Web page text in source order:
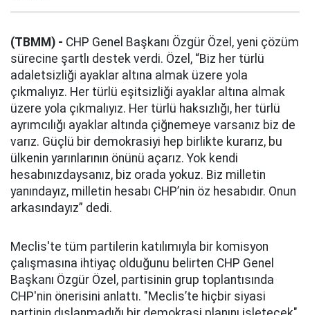
(TBMM) - CHP Genel Başkanı Özgür Özel, yeni çözüm
sürecine şartlı destek verdi. Özel, “Biz her türlü
adaletsizliği ayaklar altına almak üzere yola
çıkmalıyız. Her türlü eşitsizliği ayaklar altına almak
üzere yola çıkmalıyız. Her türlü haksızlığı, her türlü
ayrımcılığı ayaklar altında çiğnemeye varsanız biz de
varız. Güçlü bir demokrasiyi hep birlikte kurarız, bu
ülkenin yarınlarının önünü açarız. Yok kendi
hesabınızdaysanız, biz orada yokuz. Biz milletin
yanındayız, milletin hesabı CHP’nin öz hesabıdır. Onun
arkasındayız” dedi.
Meclis'te tüm partilerin katılımıyla bir komisyon
çalışmasına ihtiyaç olduğunu belirten CHP Genel
Başkanı Özgür Özel, partisinin grup toplantısında
CHP'nin önerisini anlattı. "Meclis’te hiçbir siyasi